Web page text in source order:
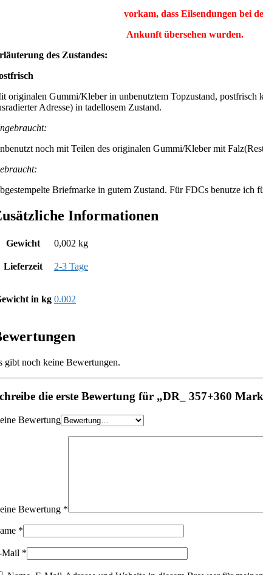
dass Eilsendungen bei
übersehen wurden.
des Zustandes:
originalen Gummi/Kleber in unbenutztem Topzustand, postfrisch
Adresse) in tadellosem Zustand.
noch mit Teilen des originalen Gummi/Kleber mit
Briefmarke in gutem Zustand. Für FDCs benutze ich
Informationen
Gewicht 0,002 kg
Lieferzeit 2-3 Tage
in kg 0.002
gibt noch keine Bewertungen.
die erste Bewertung für „DR_ 357+360
Bewertung
Bewertung *
*
Mail *